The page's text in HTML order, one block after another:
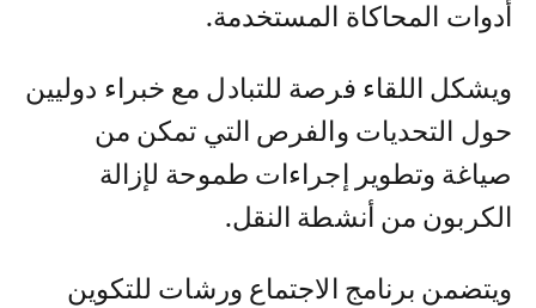
أدوات المحاكاة المستخدمة.
ويشكل اللقاء فرصة للتبادل مع خبراء دوليين
حول التحديات والفرص التي تمكن من
صياغة وتطوير إجراءات طموحة لإزالة
الكربون من أنشطة النقل.
ويتضمن برنامج الاجتماع ورشات للتكوين